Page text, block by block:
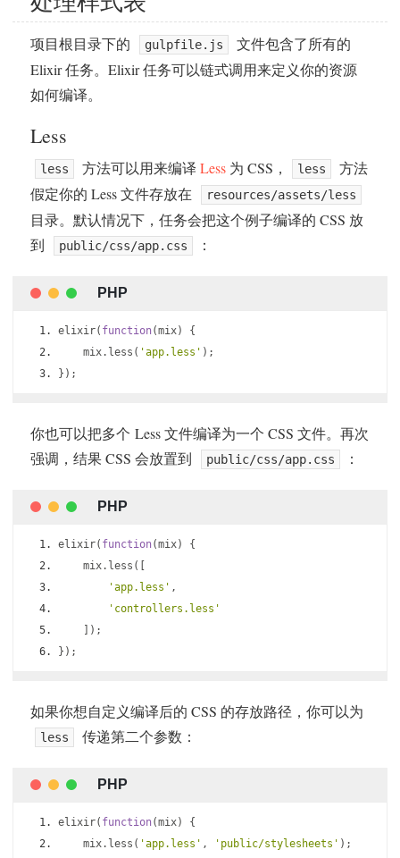
项目根目录下的 gulpfile.js
文件包含了所有的
Elixir 任务。Elixir 任务可以链式调用来定义你的资源
如何编译。
Less
less 方法可以用来编译 Less 为 CSS， less
方法
假定你的 Less 文件存放在
resources/assets/less
目录。默认情况下，任务会把这个例子编译的 CSS 放
到
public/css/app.css ：
elixir( function(mix)
{
    mix
. less ( 'app.less' );
});
你也可以把多个 Less 文件编译为一个 CSS 文件。再次
强调，结果 CSS 会放置到
public/css/app.css ：
elixir( function(mix)
{
    mix
. less ([
'app.less' ,
'controllers.less'
]);
});
如果你想自定义编译后的 CSS 的存放路径，你可以为
less 传递第二个参数：
elixir( function(mix)
{
    mix
. less ( 'app.less' , 'public/stylesheets' );